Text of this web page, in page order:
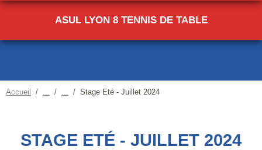
ASUL LYON 8 TENNIS DE TABLE
Accueil Stage Eté - Juillet 2024
STAGE ETÉ - JUILLET 2024